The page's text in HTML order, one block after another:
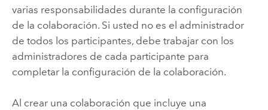
varias responsabilidades durante la configuración
de la colaboración. Si usted no es el administrador
de todos los participantes, debe trabajar con los
administradores de cada participante para
completar la configuración de la colaboración.
Al crear una colaboración que incluye una